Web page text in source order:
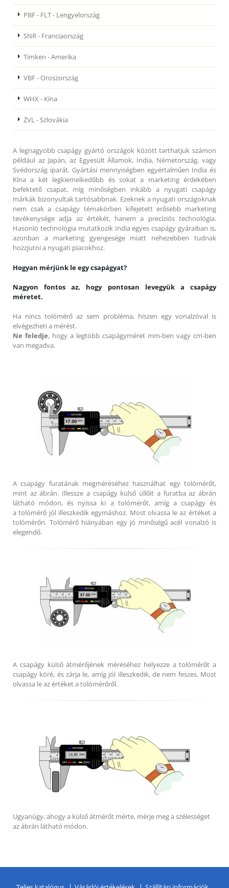
PBF - FLT - Lengyelország
SNR - Franciaország
Timken - Amerika
VBF - Oroszország
WHX - Kína
ZVL - Szlovákia
A legnagyobb csapágy gyártó országok között tarthatjuk számon
például az Japán, az Egyesült Államok, India, Németország, vagy
Svédország iparát. Gyártási mennyiségben egyértalműen India és
Kína a két legkiemelkedőbb és sokat a marketing érdekében
befektető csapat, míg minőségben inkább a nyugati csapágy
márkák bizonyultak tartósabbnak. Ezeknek a nyugati országoknak
nem csak a csapágy témakörben kifejetett erősebb marketing
tevékenysége adja az értékét, hanem a precíziós technológia.
Hasonló technológia mutatkozik India egyes csapágy gyáraiban is,
azonban a marketing gyengesége miatt nehezebben tudnak
hozzjutni a nyugati piacokhoz.
Hogyan mérjünk le egy csapágyat?
Nagyon fontos az, hogy pontosan levegyük a csapágy
méretet.
Ha nincs tolómérő az sem probléma, hiszen egy vonalzóval is
elvégezheti a mérést.
Ne feledje, hogy a legtöbb csapágyméret mm-ben vagy cm-ben
van megadva.
A csapágy furatának megméréséhez használhat egy tolómérőt,
mint az ábrán. Illessze a csapágy külső üllőit a furatba az ábrán
látható módon, és nyissa ki a tolómérőt, amíg a csapágy és
a tolómérő jól illeszkedik egymáshoz. Most olvassa le az értéket a
tolómérőn. Tolómérő hiányában egy jó minőségű acél vonalzó is
elegendő.
A csapágy külső átmérőjének méréséhez helyezze a tolómérőt a
csapágy köré, és zárja le, amíg jól illeszkedik, de nem feszes. Most
olvassa le az értéket a tolómérőről.
Ugyanúgy, ahogy a külső átmérőt mérte, mérje meg a szélességet
az ábrán látható módon.